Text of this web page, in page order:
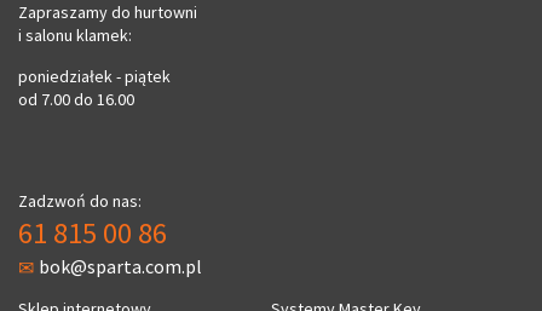
Zapraszamy do hurtowni
i salonu klamek:
poniedziałek - piątek
od 7.00 do 16.00
Zadzwoń do nas:
61 815 00 86
bok@sparta.com.pl